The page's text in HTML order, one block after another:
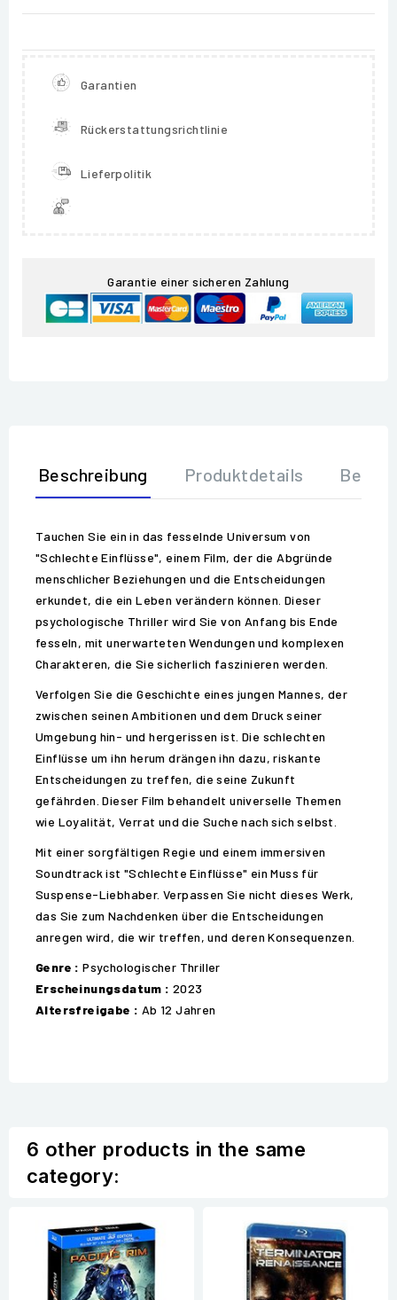
Garantien
Rückerstattungsrichtlinie
Lieferpolitik
Garantie einer sicheren Zahlung
Beschreibung Produktdetails
Tauchen Sie ein in das fesselnde Universum von
"Schlechte Einflüsse", einem Film, der die Abgründe
menschlicher Beziehungen und die Entscheidungen
erkundet, die ein Leben verändern können. Dieser
psychologische Thriller wird Sie von Anfang bis Ende
fesseln, mit unerwarteten Wendungen und komplexen
Charakteren, die Sie sicherlich faszinieren werden.
Verfolgen Sie die Geschichte eines jungen Mannes, der
zwischen seinen Ambitionen und dem Druck seiner
Umgebung hin- und hergerissen ist. Die schlechten
Einflüsse um ihn herum drängen ihn dazu, riskante
Entscheidungen zu treffen, die seine Zukunft
gefährden. Dieser Film behandelt universelle Themen
wie Loyalität, Verrat und die Suche nach sich selbst.
Mit einer sorgfältigen Regie und einem immersiven
Soundtrack ist "Schlechte Einflüsse" ein Muss für
Suspense-Liebhaber. Verpassen Sie nicht dieses Werk,
das Sie zum Nachdenken über die Entscheidungen
anregen wird, die wir treffen, und deren Konsequenzen.
Genre : Psychologischer Thriller
Erscheinungsdatum : 2023
Altersfreigabe : Ab 12 Jahren
6 other products in the same
category: